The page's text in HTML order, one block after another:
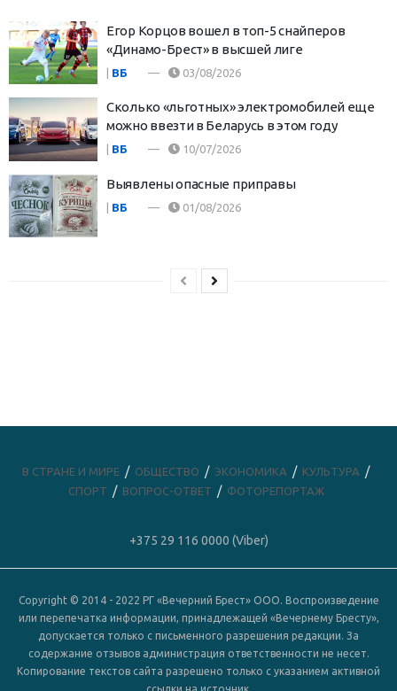
Егор Корцов вошел в топ-5 снайперов
«Динамо-Брест» в высшей лиге
| ВБ 03/08/2026
Сколько «льготных» электромобилей еще
можно ввезти в Беларусь в этом году
ВБ 10/07/2026
Выявлены опасные приправы
| ВБ 01/08/2026
В СТРАНЕ И МИРЕ ОБЩЕСТВО ЭКОНОМИКА
КУЛЬТУРА
СПОРТ
ВОПРОС-ОТВЕТ ФОТОРЕПОРТАЖ
+375 29 116 0000 (Viber)
Copyright © 2014 - 2022 РГ «Вечерний Брест» ООО. Воспроизведение
или перепечатка информации, принадлежащей «Вечернему Бресту»,
допускается только с письменного разрешения редакции. За
содержание отзывов администрация ответственности не несет.
Копирование текстов сайта разрешено только с указанием активной